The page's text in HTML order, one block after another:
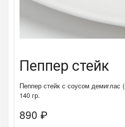
Пеппер стейк
Пеппер стейк с соусом демиглас
140 гр.
890 ₽